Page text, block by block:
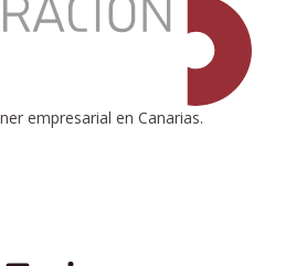
empresarial en Canarias.